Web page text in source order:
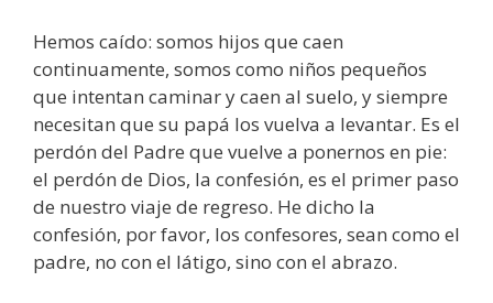
Hemos caído: somos hijos que caen
continuamente, somos como niños pequeños
que intentan caminar y caen al suelo, y siempre
necesitan que su papá los vuelva a levantar. Es el
perdón del Padre que vuelve a ponernos en pie:
el perdón de Dios, la confesión, es el primer paso
de nuestro viaje de regreso. He dicho la
confesión, por favor, los confesores, sean como el
padre, no con el látigo, sino con el abrazo.